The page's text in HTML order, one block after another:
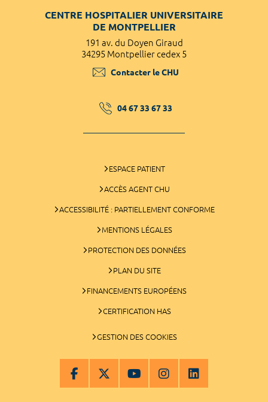
CENTRE HOSPITALIER UNIVERSITAIRE
DE MONTPELLIER
191 av. du Doyen Giraud
34295 Montpellier cedex 5
Contacter le CHU
04 67 33 67 33
ESPACE PATIENT
ACCÈS AGENT CHU
ACCESSIBILITÉ : PARTIELLEMENT CONFORME
MENTIONS LÉGALES
PROTECTION DES DONNÉES
PLAN DU SITE
FINANCEMENTS EUROPÉENS
CERTIFICATION HAS
GESTION DES COOKIES